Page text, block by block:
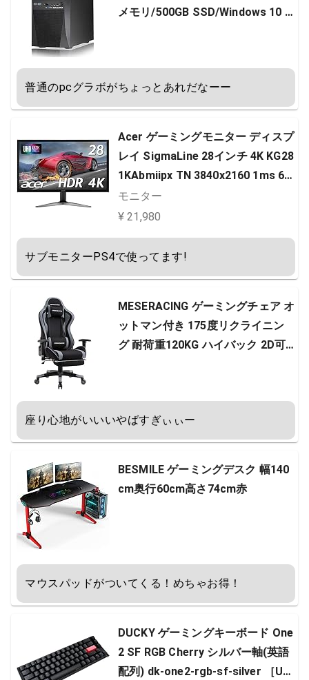
メモリ/500GB SSD/Windows 10 H
普通のpcグラボがちょっとあれだなーー
Acer ゲーミングモニター ディスプ
レイ SigmaLine 28インチ 4K KG28
1KAbmiipx TN 3840x2160 1ms 60
Hz FreeSync HDMIx2 DP HDR対応
フレームレス スピーカー内蔵 ブル
モニター
¥ 21,980
サブモニターPS4で使ってます!
MESERACING ゲーミングチェア オ
ットマン付き 175度リクライニン
グ 耐荷重120KG ハイバック 2D可
座り心地がいいいやばすぎぃぃー
BESMILE ゲーミングデスク 幅140
cm奥行60cm高さ74cm赤
マウスパッドがついてくる！めちゃお得！
DUCKY ゲーミングキーボード One
2 SF RGB Cherry シルバー軸(英語
配列) dk-one2-rgb-sf-silver ［US